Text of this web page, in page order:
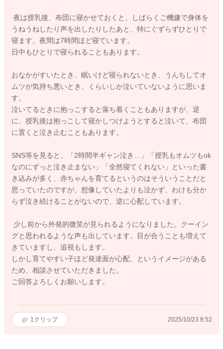
夜は授乳後、布団に寝かせておくと、しばらくご機嫌で身体を
うねうねしたり声を出したりしたあと、特にぐずらずひとりで
寝ます。夜間は7時間ほど寝ています。
日中もひとりで寝られることもあります。
おなかがすいたとき、眠いけど寝られないとき、うんちしてオ
ムツが気持ち悪いとき、くらいしか泣いていないように思いま
す。
泣いてるときに抱っこすると落ち着くこともありますが、逆
に、授乳後は抱っこして寝かしつけようとすると泣いて、布団
に置くと泣き止むこともあります。
SNS等を見ると、「2時間半ギャン泣き…」「授乳もオムツもok
なのにずっと泣き止まない」「全然寝てくれない」といった書
き込みが多く、赤ちゃんを育てるというのはそういうことだと
思っていたのですが、想像していたよりも泣かず、わけも分か
らず泣き続けることがないので、逆に心配しています。
少し前から外発的微笑が見られるようになりました。クーイン
グと思われるような声も出しています。目が合うことも増えて
きていますし、追視もします。
しかし育てやすい子ほど発達面が心配、というイメージがある
ため、相談させていただきました。
ご回答よろしくお願いします。
1 クリップ 2025/10/23 8:52